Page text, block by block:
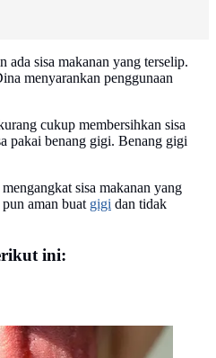
ada sisa makanan yang terselip.
menyarankan penggunaan
cukup membersihkan sisa
pakai benang gigi. Benang gigi
sisa makanan yang
aman buat gigi dan tidak
ini:
Pixabay/1045373)